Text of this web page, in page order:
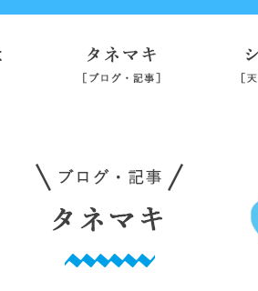
シマノタネとは